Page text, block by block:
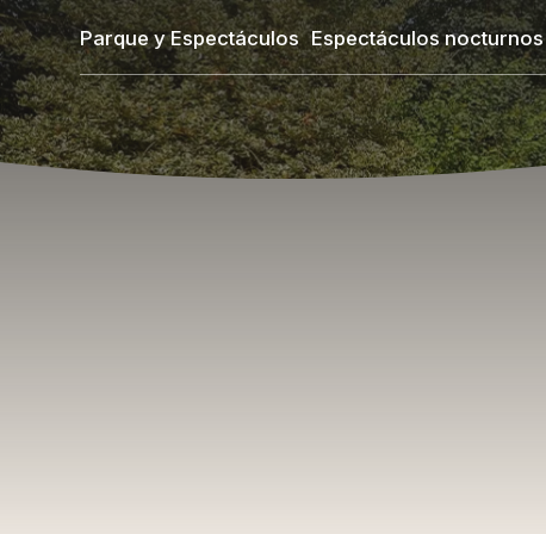
Pasar
al
contenido
principal
Parque y Espectáculos Espectáculos nocturnos